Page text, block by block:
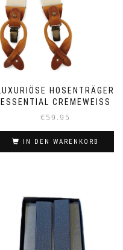
HOSENTRÄGER
ESSENTIAL CREMEWEISS
€59.95
IN DEN WARENKORB